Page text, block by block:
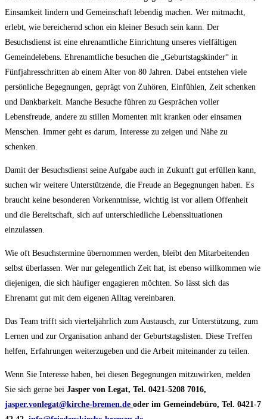
Einsamkeit lindern und Gemeinschaft lebendig machen. Wer mitmacht,
erlebt, wie bereichernd schon ein kleiner Besuch sein kann. Der
Besuchsdienst ist eine ehrenamtliche Einrichtung unseres vielfältigen
Gemeindelebens. Ehrenamtliche besuchen die „Geburtstagskinder“ in
Fünfjahresschritten ab einem Alter von 80 Jahren. Dabei entstehen viele
persönliche Begegnungen, geprägt von Zuhören, Einfühlen, Zeit schenken
und Dankbarkeit. Manche Besuche führen zu Gesprächen voller
Lebensfreude, andere zu stillen Momenten mit kranken oder einsamen
Menschen. Immer geht es darum, Interesse zu zeigen und Nähe zu
schenken.
Damit der Besuchsdienst seine Aufgabe auch in Zukunft gut erfüllen kann,
suchen wir weitere Unterstützende, die Freude an Begegnungen haben. Es
braucht keine besonderen Vorkenntnisse, wichtig ist vor allem Offenheit
und die Bereitschaft, sich auf unterschiedliche Lebenssituationen
einzulassen.
Wie oft Besuchstermine übernommen werden, bleibt den Mitarbeitenden
selbst überlassen. Wer nur gelegentlich Zeit hat, ist ebenso willkommen wie
diejenigen, die sich häufiger engagieren möchten. So lässt sich das
Ehrenamt gut mit dem eigenen Alltag vereinbaren.
Das Team trifft sich vierteljährlich zum Austausch, zur Unterstützung, zum
Lernen und zur Organisation anhand der Geburtstagslisten. Diese Treffen
helfen, Erfahrungen weiterzugeben und die Arbeit miteinander zu teilen.
Wenn Sie Interesse haben, bei diesen Begegnungen mitzuwirken, melden
Sie sich gerne bei Jasper von Legat, Tel. 0421-5208 7016,
jasper.vonlegat@kirche-bremen.de oder im Gemeindebüro, Tel. 0421-7